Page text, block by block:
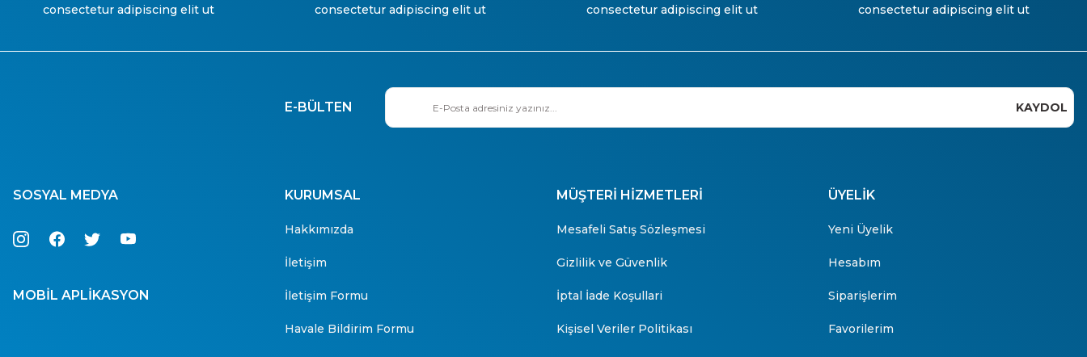
consectetur adipiscing elit ut
consectetur adipiscing elit ut
consectetur adipiscing elit ut
consectetur adipiscing elit ut
E-BÜLTEN KAYDOL
SOSYAL MEDYA
MOBİL APLİKASYON
KURUMSAL
Hakkımızda
İletişim
İletişim Formu
Havale Bildirim Formu
MÜŞTERİ HİZMETLERİ
Mesafeli Satış Sözleşmesi
Gizlilik ve Güvenlik
İptal İade Koşullari
Kişisel Veriler Politikası
ÜYELİK
Yeni Üyelik
Hesabım
Siparişlerim
Favorilerim